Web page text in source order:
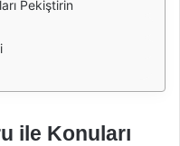
Pekiştirin
ile Konuları